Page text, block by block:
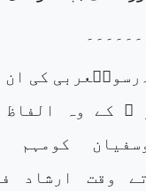
کی ان
کے وہ
کومہم
وقت ارشاد